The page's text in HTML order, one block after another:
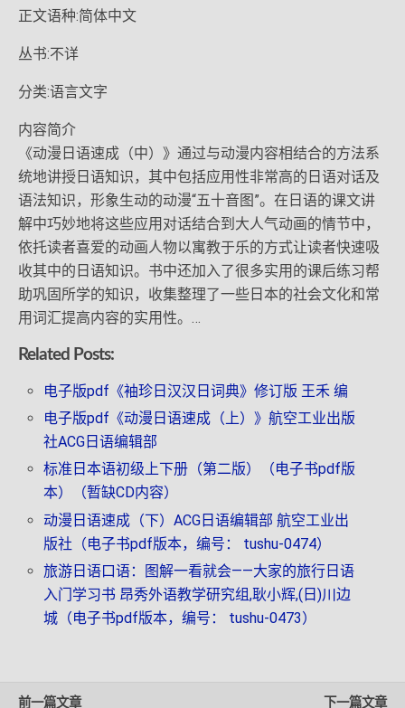
正文语种:简体中文
丛书:不详
分类:语言文字
内容简介
《动漫日语速成（中）》通过与动漫内容相结合的方法系
统地讲授日语知识，其中包括应用性非常高的日语对话及
语法知识，形象生动的动漫“五十音图”。在日语的课文讲
解中巧妙地将这些应用对话结合到大人气动画的情节中，
依托读者喜爱的动画人物以寓教于乐的方式让读者快速吸
收其中的日语知识。书中还加入了很多实用的课后练习帮
助巩固所学的知识，收集整理了一些日本的社会文化和常
用词汇提高内容的实用性。…
Related Posts:
电子版pdf《袖珍日汉汉日词典》修订版 王禾 编
电子版pdf《动漫日语速成（上）》航空工业出版
社ACG日语编辑部
标准日本语初级上下册（第二版）（电子书pdf版
本）（暂缺CD内容）
动漫日语速成（下）ACG日语编辑部 航空工业出
版社（电子书pdf版本，编号： tushu-0474）
旅游日语口语：图解一看就会——大家的旅行日语
入门学习书 昂秀外语教学研究组,耿小辉,(日)川边
城（电子书pdf版本，编号： tushu-0473）
前一篇文章 下一篇文章